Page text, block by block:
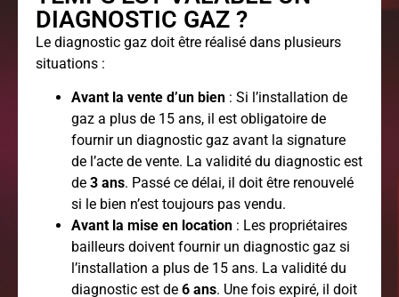
DIAGNOSTIC GAZ ?
Le diagnostic gaz doit être réalisé dans plusieurs
situations :
Avant la vente d’un bien : Si l’installation de
gaz a plus de 15 ans, il est obligatoire de
fournir un diagnostic gaz avant la signature
de l’acte de vente. La validité du diagnostic est
de 3 ans. Passé ce délai, il doit être renouvelé
si le bien n’est toujours pas vendu.
Avant la mise en location : Les propriétaires
bailleurs doivent fournir un diagnostic gaz si
l’installation a plus de 15 ans. La validité du
diagnostic est de 6 ans. Une fois expiré, il doit